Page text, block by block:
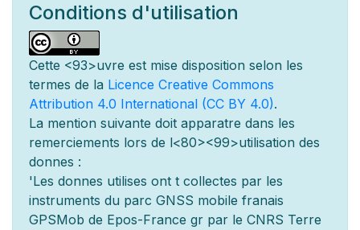
Conditions d'utilisation
Cette <93>uvre est mise disposition selon les
termes de la Licence Creative Commons
Attribution 4.0 International (CC BY 4.0).
La mention suivante doit apparatre dans les
remerciements lors de l<80><99>utilisation des
donnes :
'Les donnes utilises ont t collectes par les
instruments du parc GNSS mobile franais
GPSMob de Epos-France gr par le CNRS Terre